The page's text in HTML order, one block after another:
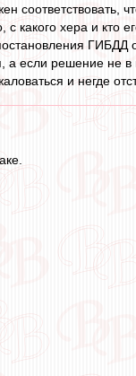
соответствовать,
какого хера и кто
ГИБДД
а если решение не
и негде